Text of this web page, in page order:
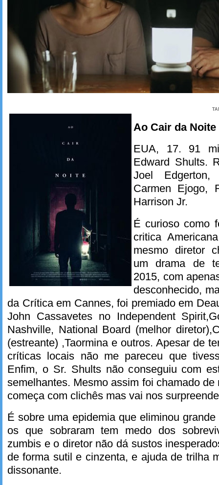
Ao Cair da Noite
EUA, 17. 91
Edward Shults.
Joel Edgerton,
Carmen Ejogo,
Harrison Jr.
É curioso como
critica
mesmo diretor
um drama de
2015, com
desconhecido,
da Crítica em Cannes, foi premiado em
John Cassavetes no Independent
Nashville, National Board (melhor
(estreante) ,Taormina e outros. Apesar de
críticas locais não me pareceu que
Enfim, o Sr. Shults não conseguiu com
semelhantes. Mesmo assim foi chamado
começa com clichês mas vai nos
É sobre uma epidemia que eliminou
os que sobraram tem medo dos
zumbis e o diretor não dá sustos
de forma sutil e cinzenta, e ajuda de trilha
dissonante.